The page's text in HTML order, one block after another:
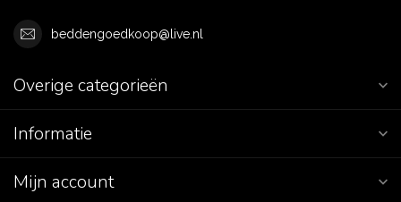
beddengoedkoop@live.nl
Overige categorieën
Informatie
Mijn account